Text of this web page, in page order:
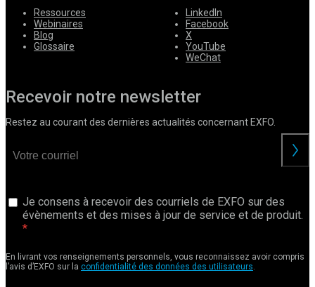
Ressources
Webinaires
Blog
Glossaire
LinkedIn
Facebook
X
YouTube
WeChat
Recevoir notre newsletter
Restez au courant des dernières actualités concernant EXFO.
Je consens à recevoir des courriels de EXFO sur des
évènements et des mises à jour de service et de produit.
En livrant vos renseignements personnels, vous reconnaissez avoir compris
l’avis d’EXFO sur la confidentialité des données des utilisateurs